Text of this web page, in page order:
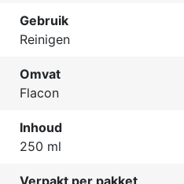
Gebruik
Reinigen
Omvat
Flacon
Inhoud
250 ml